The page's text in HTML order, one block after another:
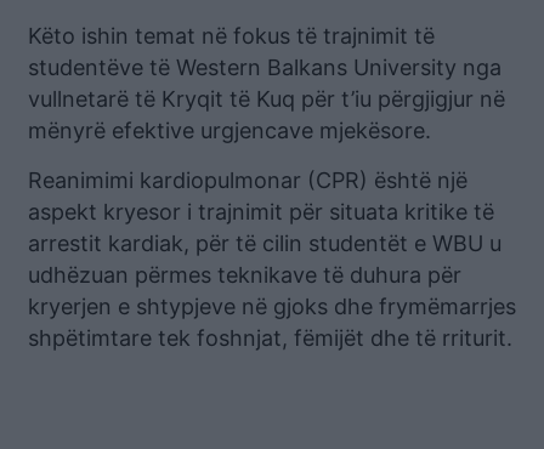
Këto ishin temat në fokus të trajnimit të
studentëve të Western Balkans University nga
vullnetarë të Kryqit të Kuq për t’iu përgjigjur në
mënyrë efektive urgjencave mjekësore.
Reanimimi kardiopulmonar (CPR) është një
aspekt kryesor i trajnimit për situata kritike të
arrestit kardiak, për të cilin studentët e WBU u
udhëzuan përmes teknikave të duhura për
kryerjen e shtypjeve në gjoks dhe frymëmarrjes
shpëtimtare tek foshnjat, fëmijët dhe të rriturit.